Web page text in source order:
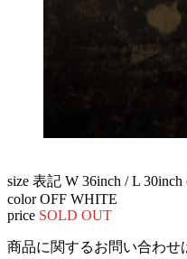
size 表記 W 36inch / L
color OFF WHITE
price SOLD OUT
商品に関するお問い合わせ